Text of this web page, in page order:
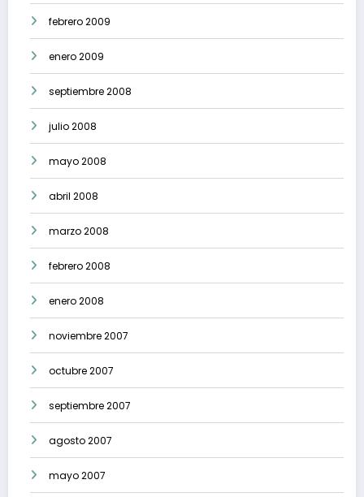
febrero 2009
enero 2009
septiembre 2008
julio 2008
mayo 2008
abril 2008
marzo 2008
febrero 2008
enero 2008
noviembre 2007
octubre 2007
septiembre 2007
agosto 2007
mayo 2007